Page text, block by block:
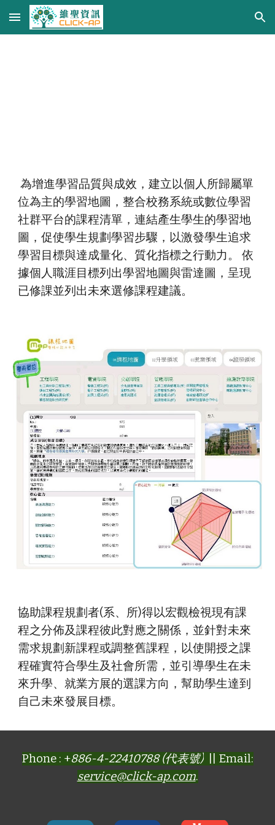
Skip to main content Skip to navigation
為增進學習品質與成效，建立以個人所歸屬單
位為主的學習地圖，整合校務系統或數位學習
社群平台的課程清單，連結產生學生的學習地
圖，促使學生規劃學習步驟，以激發學生追求
學習目標與達成量化、質化指標之行動力。 依
據個人職涯目標列出學習地圖與雷達圖，呈現
已修課並列出未來選修課程建議。
協助課程規劃者(系、所)得以宏觀檢視現有課
程之分佈及課程彼此對應之關係，並針對未來
需求規劃新課程或調整舊課程，以使開授之課
程確實符合學生及社會所需，並引導學生在未
來升學、就業方展的選課方向，幫助學生達到
自己未來發展目標。
Phone : +886-4-22410788 (代表號)|| Email:
service@click-ap.com.